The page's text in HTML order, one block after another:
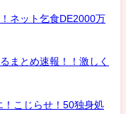
ネット乞食DE2000万
まとめ速報！！激しく
！こじらせ！50独身処